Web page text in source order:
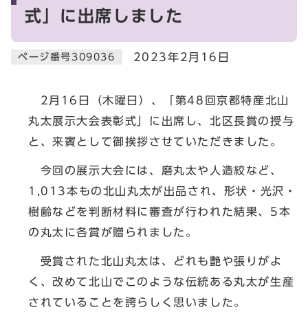
式」に出席しました
ページ番号309036 2023年2月16日
2月16日（木曜日）、「第48回京都特産北山
丸太展示大会表彰式」に出席し、北区長賞の授与
と、来賓として御挨拶させていただきました。
今回の展示大会には、磨丸太や人造絞など、
1,013本もの北山丸太が出品され、形状・光沢・
樹齢などを判断材料に審査が行われた結果、5本
の丸太に各賞が贈られました。
受賞された北山丸太は、どれも艶や張りがよ
く、改めて北山でこのような伝統ある丸太が生産
されていることを誇らしく思いました。